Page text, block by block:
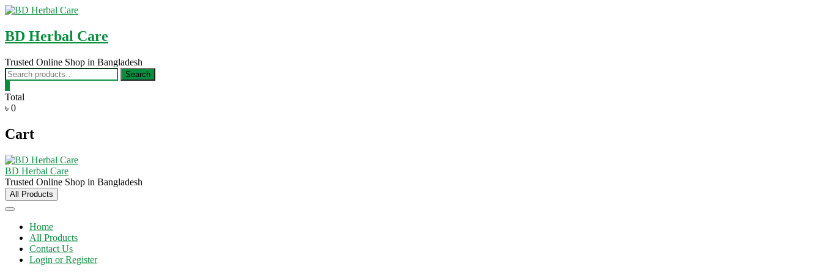
Skip
content
BD Herbal Care
Trusted Online Shop in Bangladesh
Search
for:
Search
Total
৳ 0
Cart
BD Herbal Care
Trusted Online Shop in Bangladesh
All Products
Home
All Products
Contact Us
Login or Register